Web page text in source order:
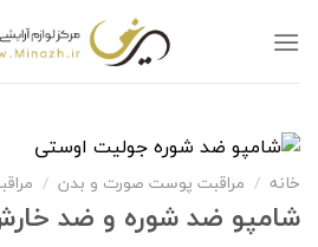
خانه / مراقبت پوست صورت و بدن /
شامپو ضد شوره و ضد